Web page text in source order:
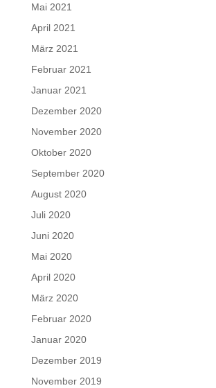
Mai 2021
April 2021
März 2021
Februar 2021
Januar 2021
Dezember 2020
November 2020
Oktober 2020
September 2020
August 2020
Juli 2020
Juni 2020
Mai 2020
April 2020
März 2020
Februar 2020
Januar 2020
Dezember 2019
November 2019